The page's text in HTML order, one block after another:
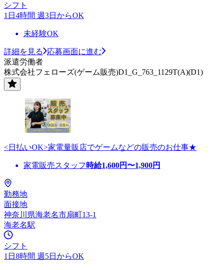
シフト
1日4時間 週3日からOK
未経験OK
詳細を見る
応募画面に進む
派遣労働者
株式会社フェローズ(ゲーム販売)D1_G_763_1129T(A)(D1)
<日払いOK>家電量販店でゲームなどの販売のお仕事★
家電販売スタッフ 時給1,600円〜1,900円
勤務地
面接地
神奈川県海老名市扇町13-1
海老名駅
シフト
1日8時間 週5日からOK